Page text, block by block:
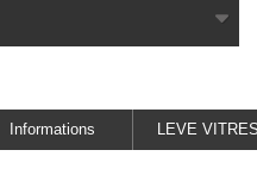
Informations LEVE